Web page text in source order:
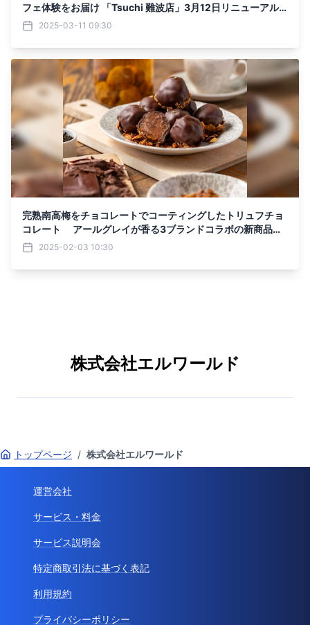
フェ体験をお届け 「Tsuchi 難波店」3月12日リニューアル
オープン！ 世界的建築家 隈 研吾氏が店舗設計
2025-03-11 09:30
完熟南高梅をチョコレートでコーティングしたトリュフチョ
コレート アールグレイが香る3ブランドコラボの新商品を
2月1日発売
2025-02-03 10:30
株式会社エルワールド
トップページ / 株式会社エルワールド
運営会社
サービス・料金
サービス説明会
特定商取引法に基づく表記
利用規約
プライバシーポリシー